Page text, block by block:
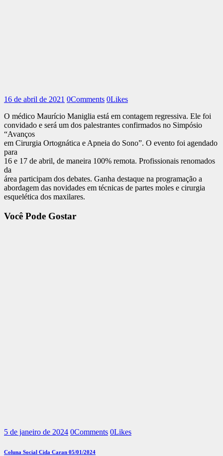
16 de abril de 2021 0Comments 0Likes
O médico Maurício Maniglia está em contagem regressiva. Ele foi
convidado e será um dos palestrantes confirmados no Simpósio
“Avanços
em Cirurgia Ortognática e Apneia do Sono”. O evento foi agendado
para
16 e 17 de abril, de maneira 100% remota. Profissionais renomados
da
área participam dos debates. Ganha destaque na programação a
abordagem das novidades em técnicas de partes moles e cirurgia
esquelética dos maxilares.
Você Pode Gostar
5 de janeiro de 2024 0Comments 0Likes
Coluna Social Cida Caran 05/01/2024